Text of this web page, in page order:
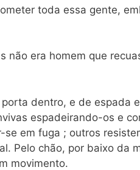
toda essa gente,
não era homem que
dentro, e de espada
espadeirando-os e
em fuga ; outros
Pelo chão, por baixo da
movimento.